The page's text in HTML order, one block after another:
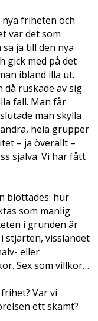
friheten och
var det som
ja till den nya
gick med på det
ibland illa ut.
då ruskade av sig
fall. Man får
man skylla
hela grupper
– ja överallt –
själva. Vi har fått
blottades: hur
som manlig
i grunden är
stjärten, visslandet
eller
Sex som villkor…
Var vi
ett skämt?